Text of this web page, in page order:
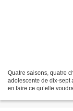
Quatre saisons, quatre
adolescente de dix-sept
en faire ce qu’elle